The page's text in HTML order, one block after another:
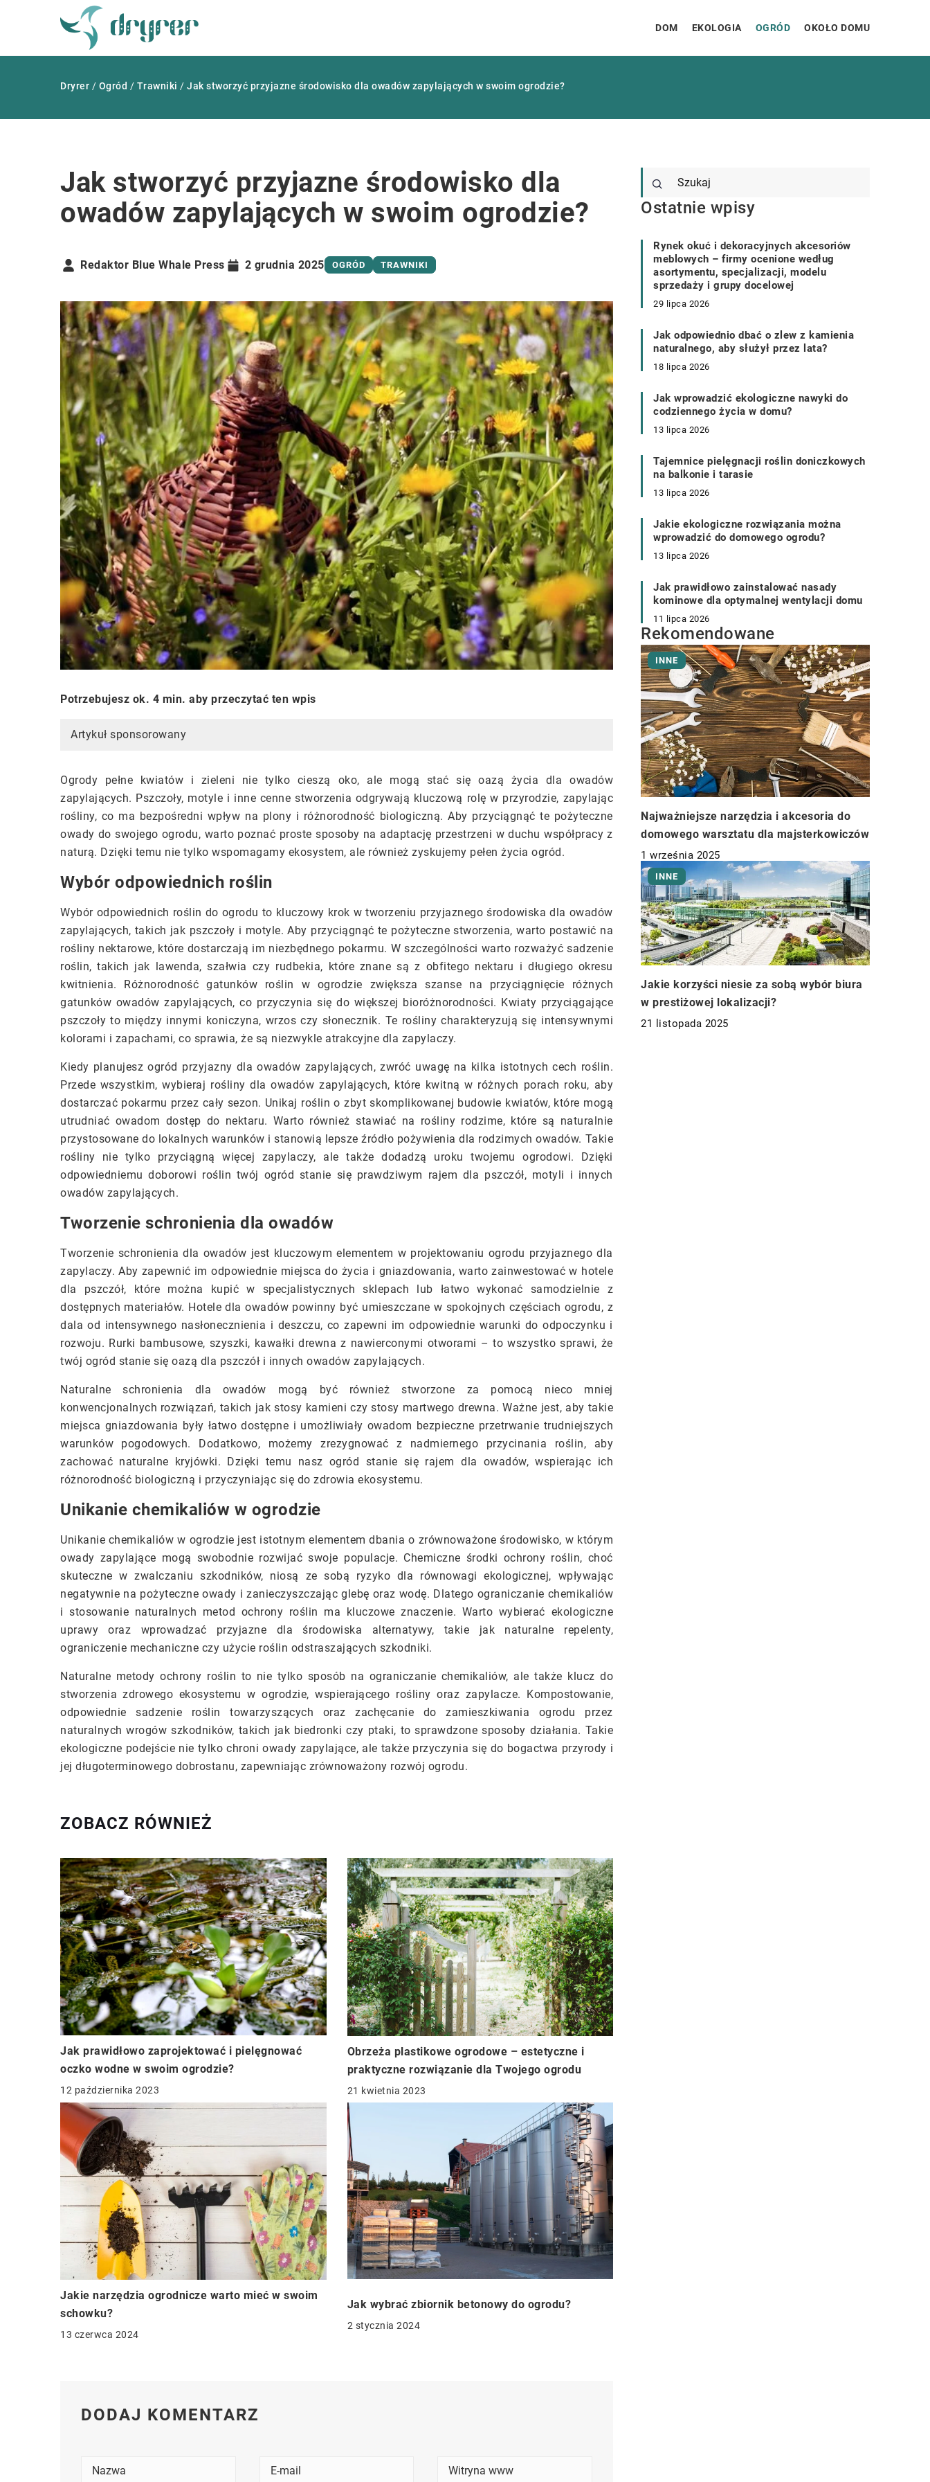
DOM EKOLOGIA OGRÓD OKOŁO DOMU
Dryrer / Ogród / Trawniki / Jak stworzyć przyjazne środowisko dla owadów zapylających w swoim ogrodzie?
Jak stworzyć przyjazne środowisko dla
owadów zapylających w swoim ogrodzie?
Redaktor Blue Whale Press 2 grudnia 2025 OGRÓD TRAWNIKI
Potrzebujesz ok. 4 min. aby przeczytać ten wpis
Artykuł sponsorowany
Ogrody pełne kwiatów i zieleni nie tylko cieszą oko, ale mogą stać się oazą życia dla owadów
zapylających. Pszczoły, motyle i inne cenne stworzenia odgrywają kluczową rolę w przyrodzie, zapylając
rośliny, co ma bezpośredni wpływ na plony i różnorodność biologiczną. Aby przyciągnąć te pożyteczne
owady do swojego ogrodu, warto poznać proste sposoby na adaptację przestrzeni w duchu współpracy z
naturą. Dzięki temu nie tylko wspomagamy ekosystem, ale również zyskujemy pełen życia ogród.
Wybór odpowiednich roślin
Wybór odpowiednich roślin do ogrodu to kluczowy krok w tworzeniu przyjaznego środowiska dla owadów
zapylających, takich jak pszczoły i motyle. Aby przyciągnąć te pożyteczne stworzenia, warto postawić na
rośliny nektarowe, które dostarczają im niezbędnego pokarmu. W szczególności warto rozważyć sadzenie
roślin, takich jak lawenda, szałwia czy rudbekia, które znane są z obfitego nektaru i długiego okresu
kwitnienia. Różnorodność gatunków roślin w ogrodzie zwiększa szanse na przyciągnięcie różnych
gatunków owadów zapylających, co przyczynia się do większej bioróżnorodności. Kwiaty przyciągające
pszczoły to między innymi koniczyna, wrzos czy słonecznik. Te rośliny charakteryzują się intensywnymi
kolorami i zapachami, co sprawia, że są niezwykle atrakcyjne dla zapylaczy.
Kiedy planujesz ogród przyjazny dla owadów zapylających, zwróć uwagę na kilka istotnych cech roślin.
Przede wszystkim, wybieraj rośliny dla owadów zapylających, które kwitną w różnych porach roku, aby
dostarczać pokarmu przez cały sezon. Unikaj roślin o zbyt skomplikowanej budowie kwiatów, które mogą
utrudniać owadom dostęp do nektaru. Warto również stawiać na rośliny rodzime, które są naturalnie
przystosowane do lokalnych warunków i stanowią lepsze źródło pożywienia dla rodzimych owadów. Takie
rośliny nie tylko przyciągną więcej zapylaczy, ale także dodadzą uroku twojemu ogrodowi. Dzięki
odpowiedniemu doborowi roślin twój ogród stanie się prawdziwym rajem dla pszczół, motyli i innych
owadów zapylających.
Tworzenie schronienia dla owadów
Tworzenie schronienia dla owadów jest kluczowym elementem w projektowaniu ogrodu przyjaznego dla
zapylaczy. Aby zapewnić im odpowiednie miejsca do życia i gniazdowania, warto zainwestować w hotele
dla pszczół, które można kupić w specjalistycznych sklepach lub łatwo wykonać samodzielnie z
dostępnych materiałów. Hotele dla owadów powinny być umieszczane w spokojnych częściach ogrodu, z
dala od intensywnego nasłonecznienia i deszczu, co zapewni im odpowiednie warunki do odpoczynku i
rozwoju. Rurki bambusowe, szyszki, kawałki drewna z nawierconymi otworami – to wszystko sprawi, że
twój ogród stanie się oazą dla pszczół i innych owadów zapylających.
Naturalne schronienia dla owadów mogą być również stworzone za pomocą nieco mniej
konwencjonalnych rozwiązań, takich jak stosy kamieni czy stosy martwego drewna. Ważne jest, aby takie
miejsca gniazdowania były łatwo dostępne i umożliwiały owadom bezpieczne przetrwanie trudniejszych
warunków pogodowych. Dodatkowo, możemy zrezygnować z nadmiernego przycinania roślin, aby
zachować naturalne kryjówki. Dzięki temu nasz ogród stanie się rajem dla owadów, wspierając ich
różnorodność biologiczną i przyczyniając się do zdrowia ekosystemu.
Unikanie chemikaliów w ogrodzie
Unikanie chemikaliów w ogrodzie jest istotnym elementem dbania o zrównoważone środowisko, w którym
owady zapylające mogą swobodnie rozwijać swoje populacje. Chemiczne środki ochrony roślin, choć
skuteczne w zwalczaniu szkodników, niosą ze sobą ryzyko dla równowagi ekologicznej, wpływając
negatywnie na pożyteczne owady i zanieczyszczając glebę oraz wodę. Dlatego ograniczanie chemikaliów
i stosowanie naturalnych metod ochrony roślin ma kluczowe znaczenie. Warto wybierać ekologiczne
uprawy oraz wprowadzać przyjazne dla środowiska alternatywy, takie jak naturalne repelenty,
ograniczenie mechaniczne czy użycie roślin odstraszających szkodniki.
Naturalne metody ochrony roślin to nie tylko sposób na ograniczanie chemikaliów, ale także klucz do
stworzenia zdrowego ekosystemu w ogrodzie, wspierającego rośliny oraz zapylacze. Kompostowanie,
odpowiednie sadzenie roślin towarzyszących oraz zachęcanie do zamieszkiwania ogrodu przez
naturalnych wrogów szkodników, takich jak biedronki czy ptaki, to sprawdzone sposoby działania. Takie
ekologiczne podejście nie tylko chroni owady zapylające, ale także przyczynia się do bogactwa przyrody i
jej długoterminowego dobrostanu, zapewniając zrównoważony rozwój ogrodu.
ZOBACZ RÓWNIEŻ
Jak prawidłowo zaprojektować i pielęgnować
oczko wodne w swoim ogrodzie?
12 października 2023
Obrzeża plastikowe ogrodowe – estetyczne i
praktyczne rozwiązanie dla Twojego ogrodu
21 kwietnia 2023
Jakie narzędzia ogrodnicze warto mieć w swoim
schowku?
13 czerwca 2024
Jak wybrać zbiornik betonowy do ogrodu?
2 stycznia 2024
DODAJ KOMENTARZ
Ostatnie wpisy
Rynek okuć i dekoracyjnych akcesoriów
meblowych – firmy ocenione według
asortymentu, specjalizacji, modelu
sprzedaży i grupy docelowej
29 lipca 2026
Jak odpowiednio dbać o zlew z kamienia
naturalnego, aby służył przez lata?
18 lipca 2026
Jak wprowadzić ekologiczne nawyki do
codziennego życia w domu?
13 lipca 2026
Tajemnice pielęgnacji roślin doniczkowych
na balkonie i tarasie
13 lipca 2026
Jakie ekologiczne rozwiązania można
wprowadzić do domowego ogrodu?
13 lipca 2026
Jak prawidłowo zainstalować nasady
kominowe dla optymalnej wentylacji domu
11 lipca 2026
Rekomendowane
INNE
Najważniejsze narzędzia i akcesoria do
domowego warsztatu dla majsterkowiczów
1 września 2025
INNE
Jakie korzyści niesie za sobą wybór biura
w prestiżowej lokalizacji?
21 listopada 2025